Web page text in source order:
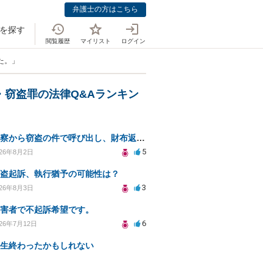
弁護士の方はこちら
探す
閲覧履歴 マイリスト ログイン
」
窃盗罪の法律Q&Aランキン
警察から窃盗の件で呼び出し、財布返却で自首すべきか？
年8月2日 5
起訴、執行猶予の可能性は？
年8月3日 3
者で不起訴希望です。
年7月12日 6
生終わったかもしれない